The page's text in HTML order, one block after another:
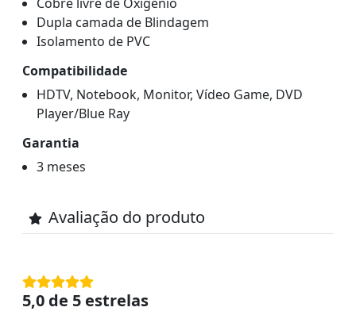
Dupla camada de Blindagem
Isolamento de PVC
Compatibilidade
HDTV, Notebook, Monitor, Vídeo Game, DVD
Player/Blue Ray
Garantia
3 meses
Avaliação do produto
5,0 de 5 estrelas